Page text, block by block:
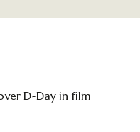
D-Day in film